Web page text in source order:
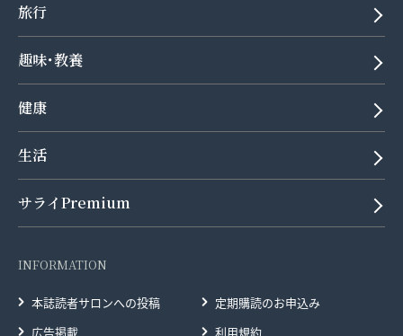
旅行
趣味･教養
健康
生活
サライPremium
INFORMATION
本誌読者サロンへの投稿
定期購読のお申込み
広告掲載
利用規約